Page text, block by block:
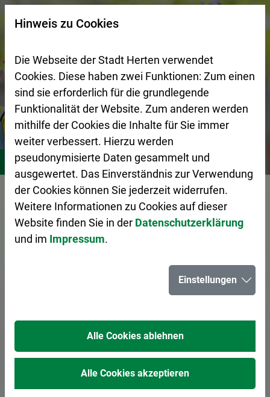
Zur Startseite (Schnelltaste 0)
Zum Seitenanfang springen (Schnelltaste A)
Zur Navigation/Menü springen (Schnelltaste M)
Zur Suche springen (Schnelltaste 8)
Zum Inhalt springen (Schnelltaste I)
Zum Fußbereich springen (Schnelltaste Z)
Stadtleben Bildung
Vorlesen
Schulen in Herten
Bürgerinnen und Bürger optimal auf ihre Zukunft
vor. Eltern haben die Möglichkeit, sich über die
verschiedenen Schulformen von Grundschulen bis
zu weiterführenden Schulen zu informieren, um
den individuellen Bedürfnissen ihrer Kinder
Suchseite mit Schnellsuche
Hinweis zu Cookies
Die Webseite der Stadt Herten verwendet
Cookies. Diese haben zwei Funktionen: Zum einen
sind sie erforderlich für die grundlegende
Funktionalität der Website. Zum anderen werden
mithilfe der Cookies die Inhalte für Sie immer
weiter verbessert. Hierzu werden
pseudonymisierte Daten gesammelt und
ausgewertet. Das Einverständnis zur Verwendung
der Cookies können Sie jederzeit widerrufen.
Weitere Informationen zu Cookies auf dieser
Website finden Sie in der Datenschutzerklärung
und im Impressum.
Einstellungen
Alle Cookies ablehnen
Alle Cookies akzeptieren